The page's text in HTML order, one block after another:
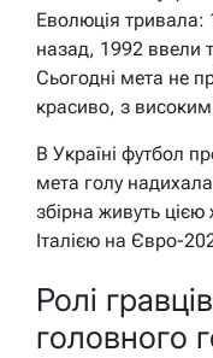
Еволюція
назад, 1992 ввели
Сьогодні мета не
красиво, з
В Україні футбол
мета голу
збірна живуть
Італією на Євро-
Ролі
головного